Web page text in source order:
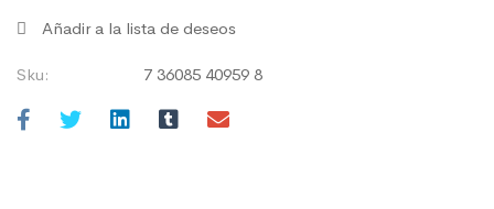
Añadir a la lista de deseos
Sku: 7 36085 40959 8